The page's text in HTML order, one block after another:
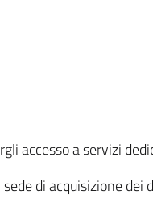
accesso a servizi
di acquisizione dei